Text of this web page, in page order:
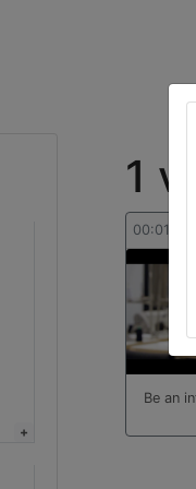
1
00:01:34
Be an